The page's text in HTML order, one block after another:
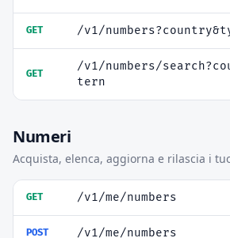
GET /v1/
GET
/v1/numbers/
tern
Numeri
Acquista, elenca, aggiorna e rilascia i
GET /v1/me/numbers
POST /v1/me/numbers